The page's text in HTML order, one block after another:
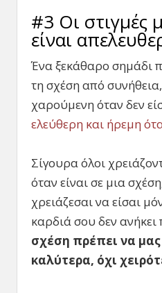
#3 Οι στιγμές
είναι
Ένα ξεκάθαρο σημάδι
τη σχέση από συνήθεια,
χαρούμενη όταν δεν
ελεύθερη και ήρεμη
Σίγουρα όλοι
όταν είναι σε μια
χρειάζεσαι να είσαι
καρδιά σου δεν ανήκει
σχέση πρέπει να
καλύτερα, όχι